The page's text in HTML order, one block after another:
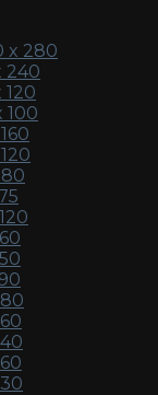
x 280
240
100